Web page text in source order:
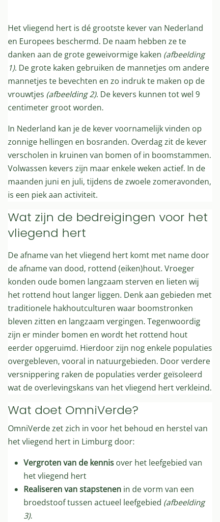
Het vliegend hert is dé grootste kever van Nederland
en Europees beschermd. De naam hebben ze te
danken aan de grote geweivormige kaken (afbeelding
1). De grote kaken gebruiken de mannetjes om andere
mannetjes te bevechten en zo indruk te maken op de
vrouwtjes (afbeelding 2). De kevers kunnen tot wel 9
centimeter groot worden.
In Nederland kan je de kever voornamelijk vinden op
zonnige hellingen en bosranden. Overdag zit de kever
verscholen in kruinen van bomen of in boomstammen.
Volwassen kevers zijn maar enkele weken actief. In de
maanden juni en juli, tijdens de zwoele zomeravonden,
is een piek aan activiteit.
Wat zijn de bedreigingen voor het
vliegend hert
De afname van het vliegend hert komt met name door
de afname van dood, rottend (eiken)hout. Vroeger
konden oude bomen langzaam sterven en lieten wij
het rottend hout langer liggen. Denk aan gebieden met
traditionele hakhoutculturen waar boomstronken
bleven zitten en langzaam vergingen. Tegenwoordig
zijn er minder bomen en wordt het rottend hout
eerder opgeruimd. Hierdoor zijn nog enkele populaties
overgebleven, vooral in natuurgebieden. Door verdere
versnippering raken de populaties verder geïsoleerd
wat de overlevingskans van het vliegend hert verkleind.
Wat doet OmniVerde?
OmniVerde zet zich in voor het behoud en herstel van
het vliegend hert in Limburg door:
Vergroten van de kennis over het leefgebied van
het vliegend hert
Realiseren van stapstenen in de vorm van een
broedstoof tussen actueel leefgebied (afbeelding
3).